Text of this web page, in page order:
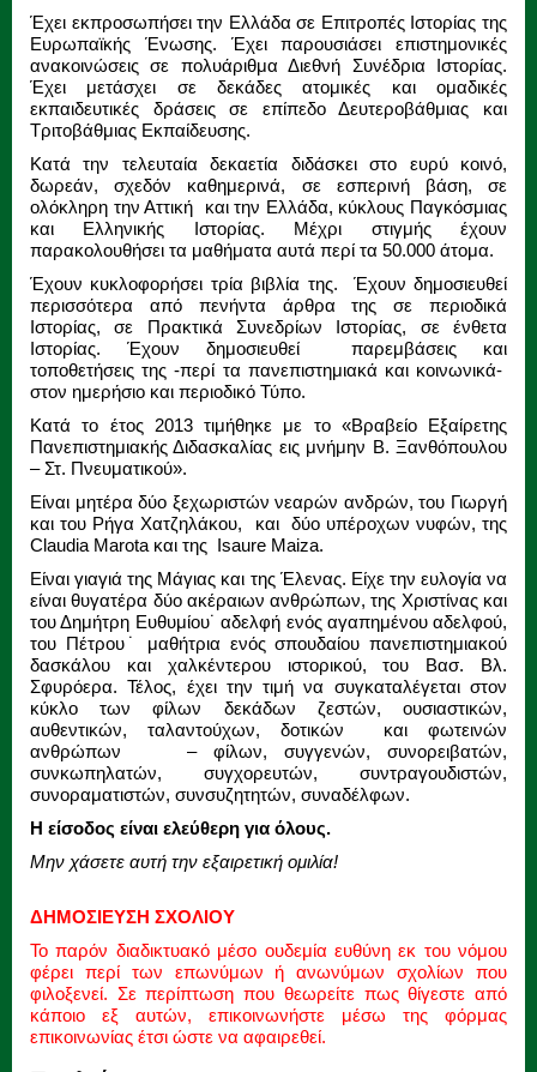
Έχει εκπροσωπήσει την Ελλάδα σε Επιτροπές Ιστορίας της
Ευρωπαϊκής Ένωσης. Έχει παρουσιάσει επιστημονικές
ανακοινώσεις σε πολυάριθμα Διεθνή Συνέδρια Ιστορίας.
Έχει μετάσχει σε δεκάδες ατομικές και ομαδικές
εκπαιδευτικές δράσεις σε επίπεδο Δευτεροβάθμιας και
Τριτοβάθμιας Εκπαίδευσης.
Κατά την τελευταία δεκαετία διδάσκει στο ευρύ κοινό,
δωρεάν, σχεδόν καθημερινά, σε εσπερινή βάση, σε
ολόκληρη την Αττική και την Ελλάδα, κύκλους Παγκόσμιας
και Ελληνικής Ιστορίας. Μέχρι στιγμής έχουν
παρακολουθήσει τα μαθήματα αυτά περί τα 50.000 άτομα.
Έχουν κυκλοφορήσει τρία βιβλία της. Έχουν δημοσιευθεί
περισσότερα από πενήντα άρθρα της σε περιοδικά
Ιστορίας, σε Πρακτικά Συνεδρίων Ιστορίας, σε ένθετα
Ιστορίας. Έχουν δημοσιευθεί παρεμβάσεις και
τοποθετήσεις της -περί τα πανεπιστημιακά και κοινωνικά-
στον ημερήσιο και περιοδικό Τύπο.
Κατά το έτος 2013 τιμήθηκε με το «Βραβείο Εξαίρετης
Πανεπιστημιακής Διδασκαλίας εις μνήμην Β. Ξανθόπουλου
– Στ. Πνευματικού».
Είναι μητέρα δύο ξεχωριστών νεαρών ανδρών, του Γιωργή
και του Ρήγα Χατζηλάκου, και δύο υπέροχων νυφών, της
Claudia Marota και της Isaure Maiza.
Είναι γιαγιά της Μάγιας και της Έλενας. Είχε την ευλογία να
είναι θυγατέρα δύο ακέραιων ανθρώπων, της Χριστίνας και
του Δημήτρη Ευθυμίου˙ αδελφή ενός αγαπημένου αδελφού,
του Πέτρου˙ μαθήτρια ενός σπουδαίου πανεπιστημιακού
δασκάλου και χαλκέντερου ιστορικού, του Βασ. Βλ.
Σφυρόερα. Τέλος, έχει την τιμή να συγκαταλέγεται στον
κύκλο των φίλων δεκάδων ζεστών, ουσιαστικών,
αυθεντικών, ταλαντούχων, δοτικών και φωτεινών
ανθρώπων – φίλων, συγγενών, συνορειβατών,
συνκωπηλατών, συγχορευτών, συντραγουδιστών,
συνοραματιστών, συνσυζητητών, συναδέλφων.
Η είσοδος είναι ελεύθερη για όλους.
Μην χάσετε αυτή την εξαιρετική ομιλία!
ΔΗΜΟΣΙΕΥΣΗ ΣΧΟΛΙΟΥ
Το παρόν διαδικτυακό μέσο ουδεμία ευθύνη εκ του νόμου
φέρει περί των επωνύμων ή ανωνύμων σχολίων που
φιλοξενεί. Σε περίπτωση που θεωρείτε πως θίγεστε από
κάποιο εξ αυτών, επικοινωνήστε μέσω της φόρμας
επικοινωνίας έτσι ώστε να αφαιρεθεί.